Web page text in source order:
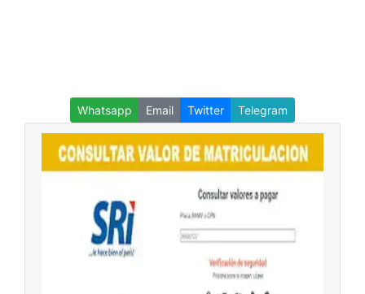
Whatsapp Email Twitter Telegram